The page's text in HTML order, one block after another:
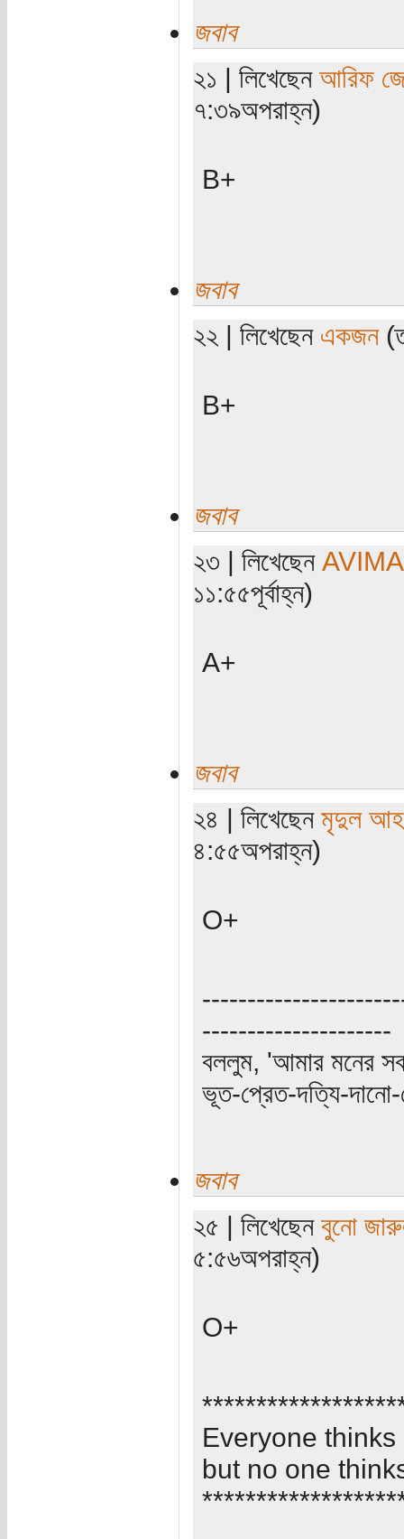
জবাব
২১ | লিখেছেন আরিফ
৭:৩৯অপরাহ্ন)
B+
জবাব
২২ | লিখেছেন একজন
B+
জবাব
২৩ | লিখেছেন
১১:৫৫পূর্বাহ্ন)
A+
জবাব
২৪ | লিখেছেন মৃদুল
৪:৫৫অপরাহ্ন)
O+
---------------------
বললুম, 'আমার মনের
ভূত-প্রেত-দত্যি-দানো-
জবাব
২৫ | লিখেছেন বুনো
৫:৫৬অপরাহ্ন)
O+
Everyone
but no one